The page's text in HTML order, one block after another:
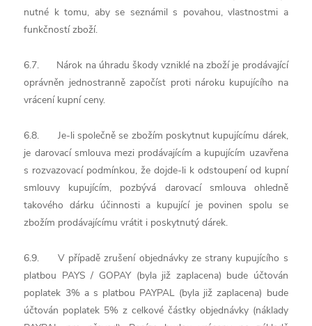
nutné k tomu, aby se seznámil s povahou, vlastnostmi a
funkčností zboží.
6.7. Nárok na úhradu škody vzniklé na zboží je prodávající
oprávněn jednostranně započíst proti nároku kupujícího na
vrácení kupní ceny.
6.8. Je-li společně se zbožím poskytnut kupujícímu dárek,
je darovací smlouva mezi prodávajícím a kupujícím uzavřena
s rozvazovací podmínkou, že dojde-li k odstoupení od kupní
smlouvy kupujícím, pozbývá darovací smlouva ohledně
takového dárku účinnosti a kupující je povinen spolu se
zbožím prodávajícímu vrátit i poskytnutý dárek.
6.9. V případě zrušení objednávky ze strany kupujícího s
platbou PAYS / GOPAY (byla již zaplacena) bude účtován
poplatek 3% a s platbou PAYPAL (byla již zaplacena) bude
účtován poplatek 5% z celkové částky objednávky (náklady